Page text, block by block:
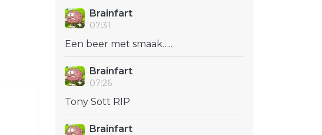
Brainfart
07:31
Een beer met smaak…..
Brainfart
07:26
Tony Sott RIP
Brainfart